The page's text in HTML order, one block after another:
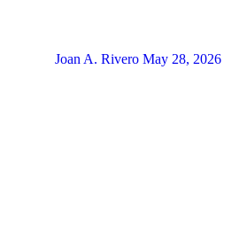
Joan A. Rivero May 28, 2026